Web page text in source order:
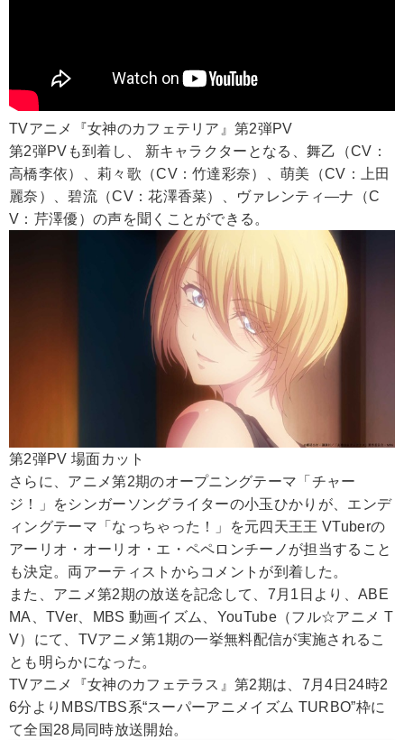
TVアニメ『女神のカフェテリア』第2弾PV
第2弾PVも到着し、 新キャラクターとなる、舞乙（CV：
高橋李依）、莉々歌（CV：竹達彩奈）、萌美（CV：上田
麗奈）、碧流（CV：花澤香菜）、ヴァレンティ―ナ（C
V：芹澤優）の声を聞くことができる。
第2弾PV 場面カット
さらに、アニメ第2期のオープニングテーマ「チャー
ジ！」をシンガーソングライターの小玉ひかりが、エンデ
ィングテーマ「なっちゃった！」を元四天王王 VTuberの
アーリオ・オーリオ・エ・ペペロンチーノが担当すること
も決定。両アーティストからコメントが到着した。
また、アニメ第2期の放送を記念して、7月1日より、ABE
MA、TVer、MBS 動画イズム、YouTube（フル☆アニメ T
V）にて、TVアニメ第1期の一挙無料配信が実施されるこ
とも明らかになった。
TVアニメ『女神のカフェテラス』第2期は、7月4日24時2
6分よりMBS/TBS系“スーパーアニメイズム TURBO”枠に
て全国28局同時放送開始。